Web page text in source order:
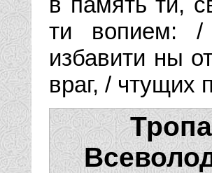
ти вопием:
избавити ны
враг, / чтущих